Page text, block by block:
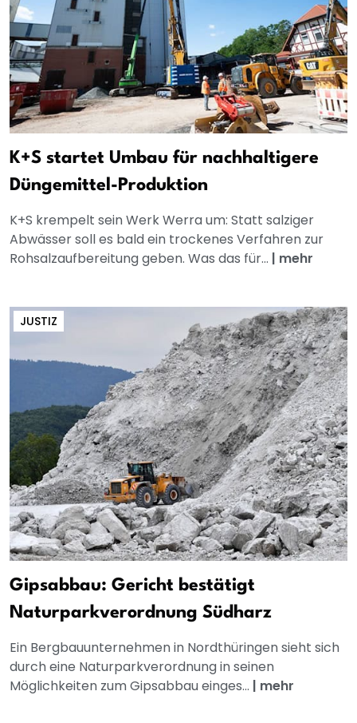
K+S startet Umbau für nachhaltigere
Düngemittel-Produktion
K+S krempelt sein Werk Werra um: Statt salziger
Abwässer soll es bald ein trockenes Verfahren zur
Rohsalzaufbereitung geben. Was das für... | mehr
JUSTIZ
Gipsabbau: Gericht bestätigt
Naturparkverordnung Südharz
Ein Bergbauunternehmen in Nordthüringen sieht sich
durch eine Naturparkverordnung in seinen
Möglichkeiten zum Gipsabbau einges... | mehr